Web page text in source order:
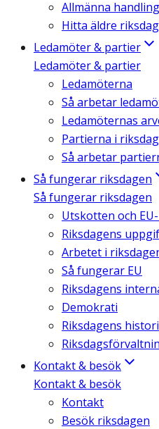
Allmänna
Hitta äldre
Ledamöter & partier
Ledamöter & partier
Ledamöterna
Så arbetar
Ledamöternas
Partierna i
Så arbetar
Så fungerar riksdagen
Så fungerar riksdagen
Utskotten och
Riksdagens
Arbetet i
Så fungerar EU
Riksdagens
Demokrati
Riksdagens
Kontakt & besök
Kontakt & besök
Kontakt
Besök riksdagen